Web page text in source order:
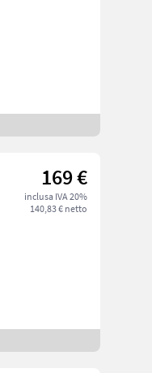
169 €
inclusa IVA 20%
140,83 € netto